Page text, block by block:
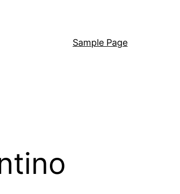
Sample Page